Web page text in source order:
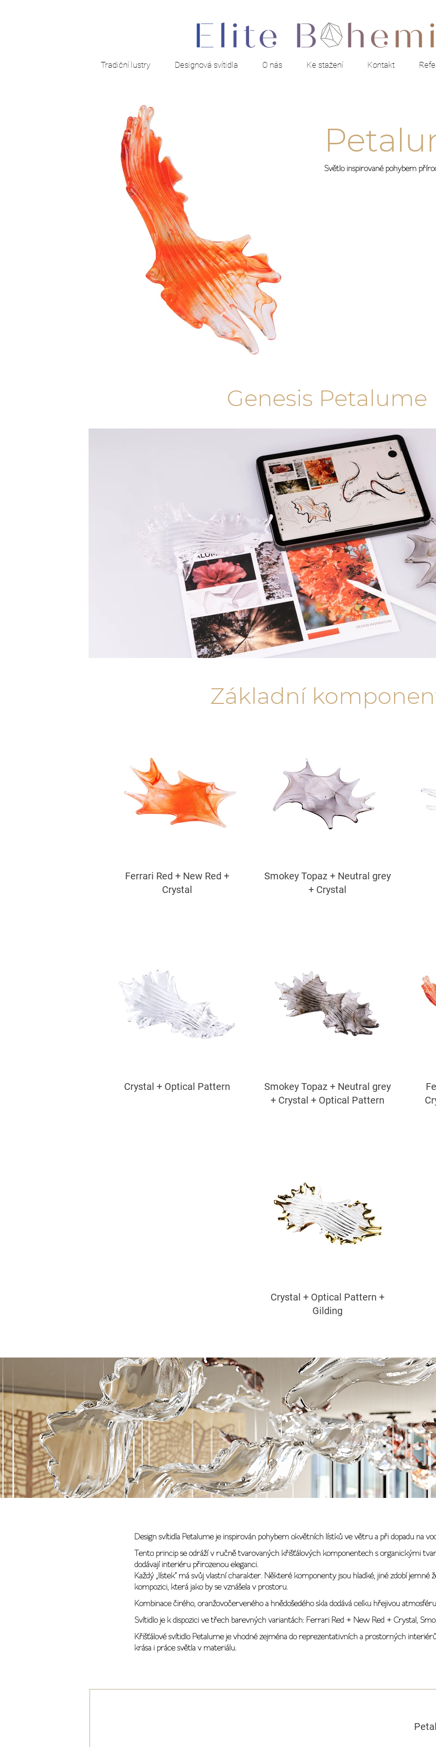
Tradiční lustry Designová svítidla O nás Ke stažení Kontakt
Světlo inspirované pohybem
Genesis Petalume
Základní
Ferrari Red + New Red +
Crystal
Crystal + Optical Pattern
Smokey Topaz + Neutral grey
+ Crystal
Smokey Topaz + Neutral grey
+ Crystal + Optical Pattern
Crystal + Optical Pattern +
Gilding
Design svítidla Petalume je inspirován pohybem okvětních lístků ve větru a při dopadu na
Tento princip se odráží v ručně tvarovaných křišťálových komponentech s organickými
dodávají interiéru přirozenou eleganci.
Každý „lístek“ má svůj vlastní charakter. Některé komponenty jsou hladké, jiné zdobí jemné
kompozici, která jako by se vznášela v prostoru.
Kombinace čirého, oranžovočerveného a hnědošedého skla dodává celku hřejivou
Svítidlo je k dispozici ve třech barevných variantách: Ferrari Red + New Red + Crystal,
Křišťálové svítidlo Petalume je vhodné zejména do reprezentativních a prostorných
krása i práce světla v materiálu.